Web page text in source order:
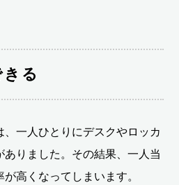
る
一人ひとりにデスクやロッカ
りました。その結果、一人当
高くなってしまいます。